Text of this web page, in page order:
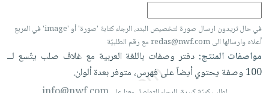
العناية
بالأسنان
الحمية
والتغذية
أدوات
المائدة
الأوعية
والتخزين
أدوات
الأكثر
مبيعاً
العودة
للمدارس
اكسسوارات
مجاني
بنود
مختارة
اشتراكات
في حال تريدون ارسال صورة لتخصيص البند، الرجاء كتابة 'صورة' أو 'image' في المربع
أعلاه وارسالها الى redas@nwf.com مع رقم الطلبيّة
مواصفات المنتج: دفتر وصفات باللغة العربية مع غلاف صلب يتّسع لــ
100 وصفة يحتويأيضاًعلى فهرس، متوفربعدةألوان.